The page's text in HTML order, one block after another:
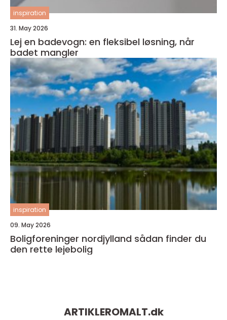
inspiration
31. May 2026
Lej en badevogn: en fleksibel løsning, når
badet mangler
inspiration
09. May 2026
Boligforeninger nordjylland sådan finder du
den rette lejebolig
ARTIKLEROMALT.dk